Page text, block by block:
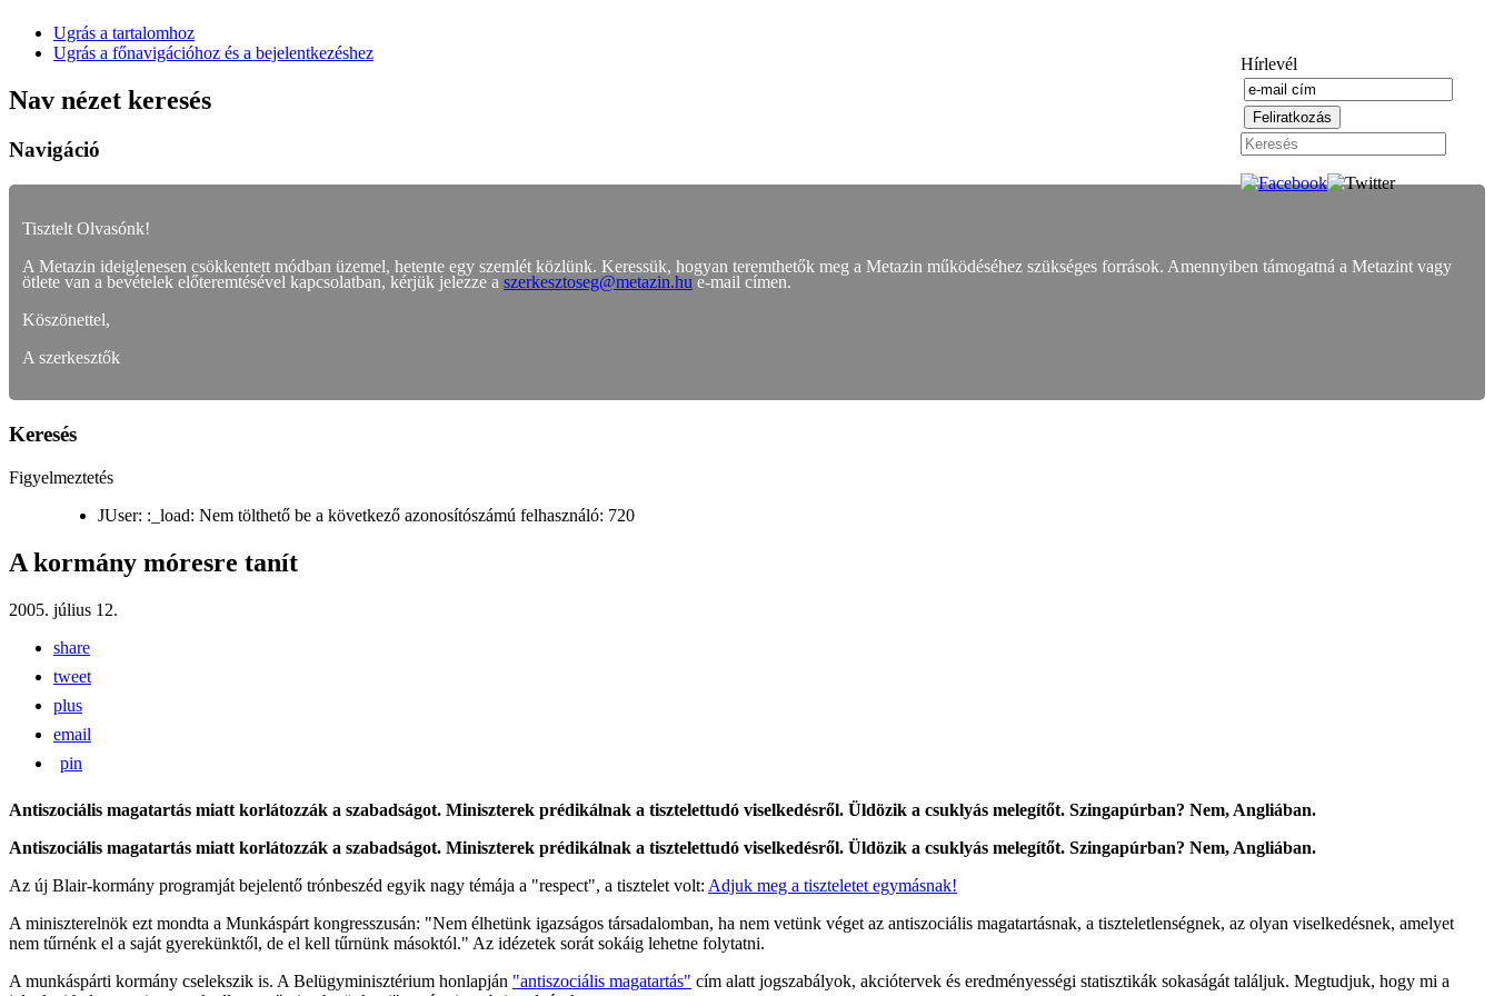
Hírlevél
Ugrás a tartalomhoz
Ugrás a főnavigációhoz és a bejelentkezéshez
Nav nézet keresés
Navigáció
Tisztelt Olvasónk!
A Metazin ideiglenesen csökkentett módban üzemel, hetente egy szemlét közlünk. Keressük, hogyan teremthetők meg a Metazin működéséhez szükséges források. Amennyiben támogatná a Metazint vagy
ötlete van a bevételek előteremtésével kapcsolatban, kérjük jelezze a szerkesztoseg@metazin.hue-mail címen.
Köszönettel,
A szerkesztők
Keresés
Figyelmeztetés
JUser: :_load: Nem tölthető be a következő azonosítószámú felhasználó: 720
A kormány móresre tanít
2005. július 12.
share
tweet
plus
email
pin
Antiszociális magatartás miatt korlátozzák a szabadságot. Miniszterek prédikálnak a tisztelettudó viselkedésről. Üldözik a csuklyás melegítőt. Szingapúrban? Nem, Angliában.
Antiszociális magatartás miatt korlátozzák a szabadságot. Miniszterek prédikálnak a tisztelettudó viselkedésről. Üldözik a csuklyás melegítőt. Szingapúrban? Nem, Angliában.
Az új Blair-kormány programját bejelentő trónbeszéd egyik nagy témája a "respect", a tisztelet volt: Adjuk meg a tiszteletet egymásnak!
A miniszterelnök ezt mondta a Munkáspárt kongresszusán: "Nem élhetünk igazságos társadalomban, ha nem vetünk véget az antiszociális magatartásnak, a tiszteletlenségnek, az olyan viselkedésnek, amelyet
nem tűrnénk el a saját gyerekünktől, de el kell tűrnünk másoktól." Az idézetek sorát sokáig lehetne folytatni.
A munkáspárti kormány cselekszik is. A Belügyminisztérium honlapján "antiszociális magatartás" cím alatt jogszabályok, akciótervek és eredményességi statisztikák sokaságát találjuk. Megtudjuk, hogy mi a